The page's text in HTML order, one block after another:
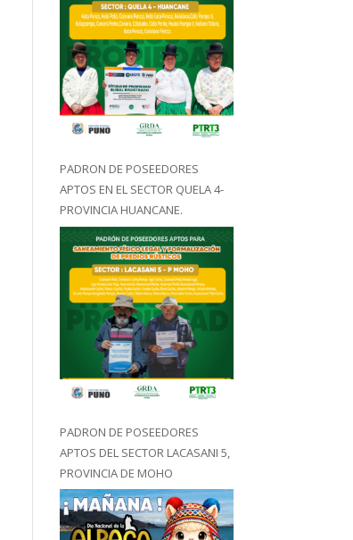
PADRON DE POSEEDORES
APTOS EN EL SECTOR QUELA 4-
PROVINCIA HUANCANE.
PADRON DE POSEEDORES
APTOS DEL SECTOR LACASANI 5,
PROVINCIA DE MOHO